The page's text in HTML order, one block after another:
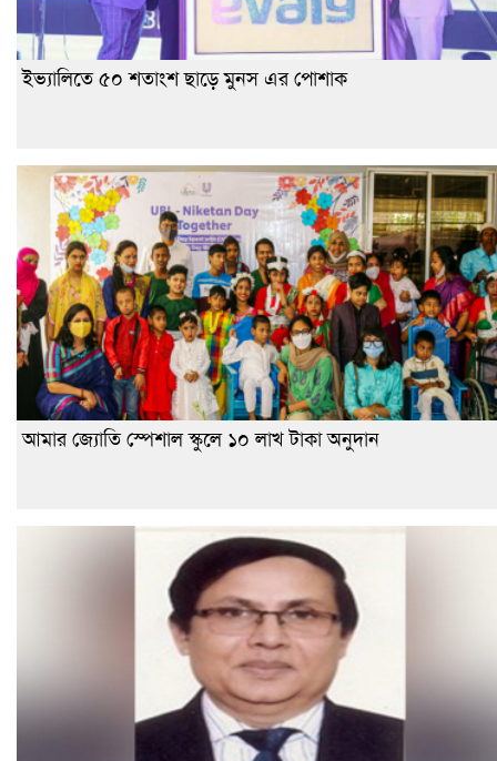
ইভ্যালিতে ৫০ শতাংশ ছাড়ে মুনস এর পোশাক
আমার জ্যোতি স্পেশাল স্কুলে ১০ লাখ টাকা অনুদান